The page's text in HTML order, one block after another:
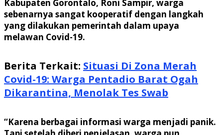
Kabupaten Gorontalo, Roni Sampir, warga
sebenarnya sangat kooperatif dengan langkah
yang dilakukan pemerintah dalam upaya
melawan Covid-19.
Berita Terkait: Situasi Di Zona Merah
Covid-19: Warga Pentadio Barat Ogah
Dikarantina, Menolak Tes Swab
“Karena berbagai informasi warga menjadi panik.